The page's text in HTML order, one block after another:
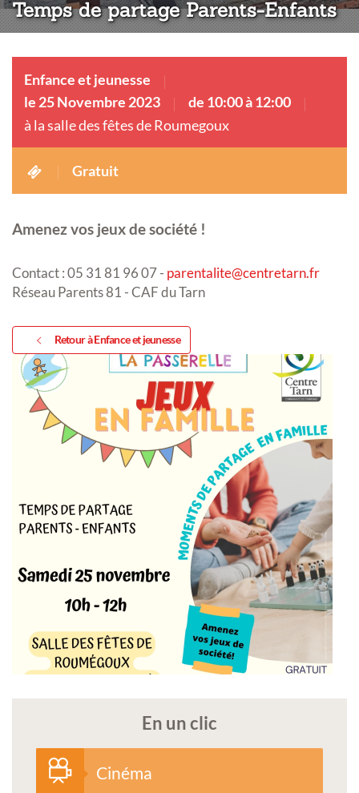
Temps de partage Parents-Enfants
Enfance et jeunesse
le 25 Novembre 2023
de 10:00 à 12:00
à la salle des fêtes de Roumegoux
Gratuit
Amenez vos jeux de société !
Contact : 05 31 81 96 07 - parentalite@centretarn.fr
Réseau Parents 81 - CAF du Tarn
Retour à Enfance et jeunesse
En un clic
Cinéma